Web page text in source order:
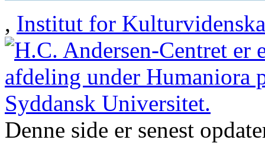
, Institut for
Denne side er senest